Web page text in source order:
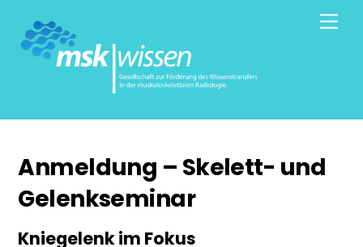
content
Anmeldung – Skelett- und
Gelenkseminar
Kniegelenk im Fokus